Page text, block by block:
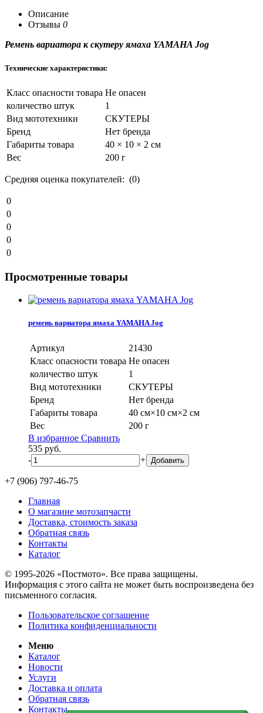
Описание
Отзывы 0
Ремень вариатора к скутеру ямаха YAMAHA Jog
Технические характеристики:
Класс опасности товара Не опасен
количество штук
1
Вид мототехники
СКУТЕРЫ
Бренд
Нет бренда
Габариты товара
40 × 10 × 2 см
Вес
200 г
Средняя оценка покупателей: (0)
0
0
0
0
0
Просмотренные товары
ремень вариатора ямаха YAMAHA Jog
Артикул
21430
Класс опасности товара Не опасен
количество штук
1
Вид мототехники
СКУТЕРЫ
Бренд
Нет бренда
Габариты товара
40 см×10 см×2 см
Вес
200 г
В избранное Сравнить
535 руб.
-
+
+7 (906) 797-46-75
Главная
О магазине мотозапчасти
Доставка, стоимость заказа
Обратная связь
Контакты
Каталог
© 1995-2026 «Постмото». Все права защищены.
Информация с этого сайта не может быть воспроизведена без
письменного согласия.
Пользовательское соглашение
Политика конфиденциальности
Меню
Каталог
Новости
Услуги
Доставка и оплата
Обратная связь
Контакты